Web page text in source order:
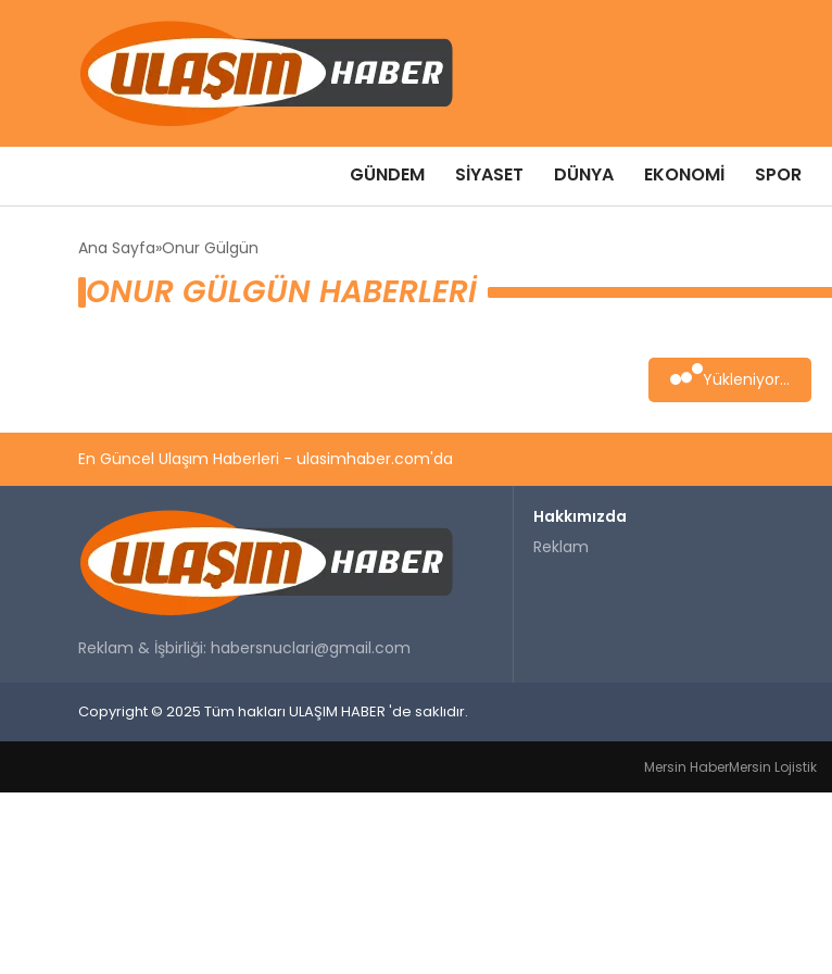
GÜNDEM SIYASET DÜNYA EKONOMI SPOR
Ana Sayfa Onur Gülgün
ONUR GÜLGÜN HABERLERI
Yükleniyor...
En Güncel Ulaşım Haberleri - ulasimhaber.com'da
Reklam & İşbirliği: habersnuclari@gmail.com
Hakkımızda
Reklam
Copyright © 2025 Tüm hakları ULAŞIM HABER 'de saklıdır.
Mersin HaberMersin Lojistik